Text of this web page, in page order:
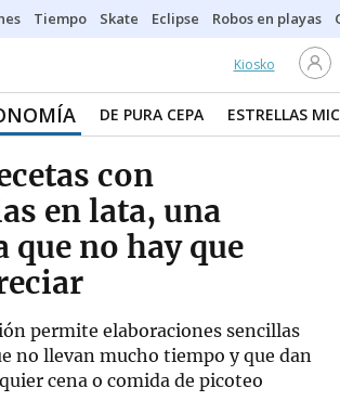
Tiempo Skate Eclipse Robos en playas
Kiosko
DE PURA CEPA ESTRELLAS
con
en lata, una
que no hay que
permite elaboraciones sencillas
no llevan mucho tiempo y que dan
cena o comida de picoteo